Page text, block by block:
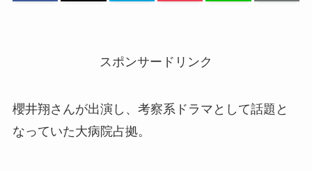
スポンサードリンク
櫻井翔さんが出演し、考察系ドラマとして話題と
なっていた大病院占拠。